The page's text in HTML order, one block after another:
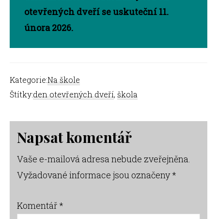
otevřených dveří se uskuteční 11.
února 2026.
Kategorie:Na škole
Štítky:den otevřených dveří, škola
Reader
Interactions
Napsat komentář
Vaše e-mailová adresa nebude zveřejněna.
Vyžadované informace jsou označeny*
Komentář*